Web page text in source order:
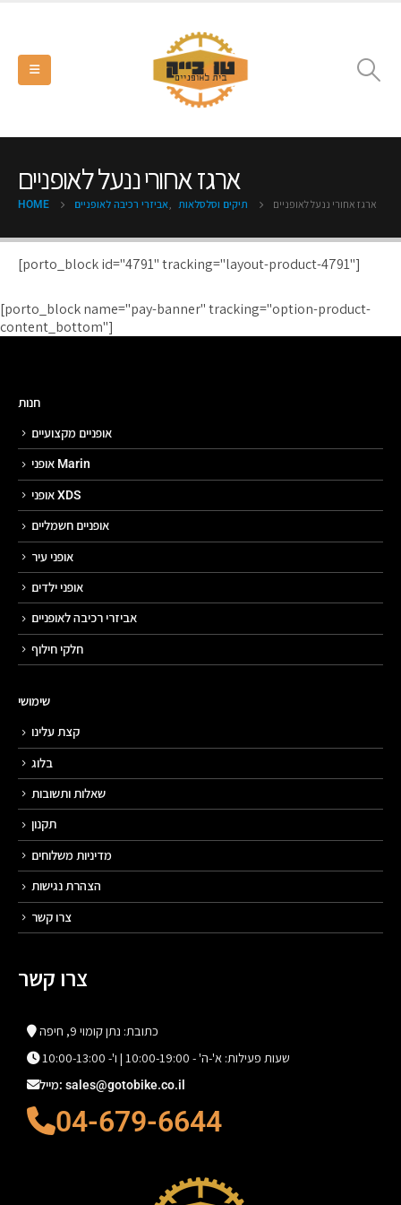
ארגז אחורי ננעל לאופניים
HOME אביזרי רכיבה לאופניים, תיקים וסלסלאות ארגז אחורי ננעל לאופניים
[porto_block id="4791" tracking="layout-product-4791"]
[porto_block name="pay-banner" tracking="option-product-
content_bottom"]
חנות
אופניים מקצועיים
אופני Marin
אופני XDS
אופניים חשמליים
אופני עיר
אופני ילדים
אביזרי רכיבה לאופניים
חלקי חילוף
שימושי
קצת עלינו
בלוג
שאלות ותשובות
תקנון
מדיניות משלוחים
הצהרת נגישות
צרו קשר
צרו קשר
כתובת: נתן קומוי 9, חיפה
שעות פעילות: א'-ה' - 10:00-19:00 | ו'- 10:00-13:00
מייל: sales@gotobike.co.il
04-679-6644